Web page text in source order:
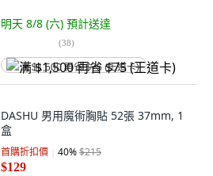
明天 8/8 (六) 預計送達
(38)
满 $1,500 再省 $75 (王道卡)
DASHU 男用魔術胸貼 52張 37mm, 1
盒
首購折扣價 40%$215
$129